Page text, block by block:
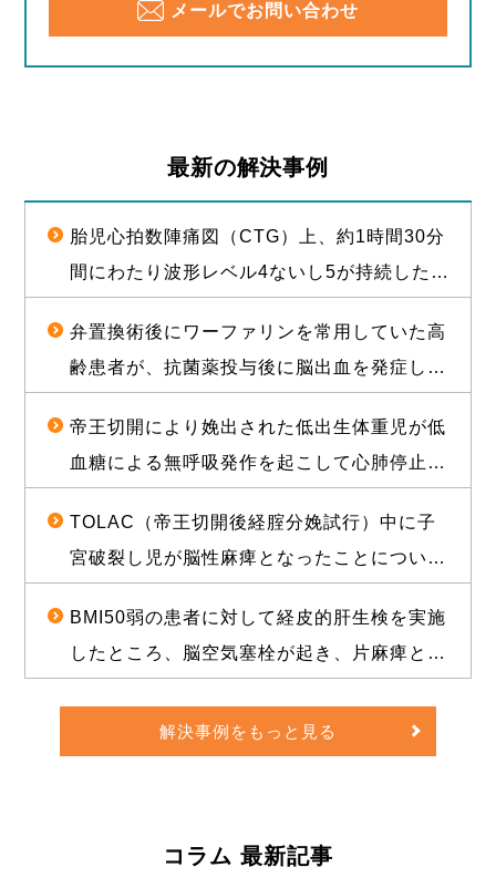
メールでお問い合わせ
最新の解決事例
胎児心拍数陣痛図（CTG）上、約1時間30分
間にわたり波形レベル4ないし5が持続した後
について、1億2000万円（産科医療補償制度
補償金既払金を含む）で訴訟上の和解が成立
した事例
弁置換術後にワーファリンを常用していた高
齢患者が、抗菌薬投与後に脳出血を発症し常
成立し、役務提供分を含め約1億2000万円相
当の経済的利益を確保した事例
帝王切開により娩出された低出生体重児が低
血糖による無呼吸発作を起こして心肺停止に
3500万円の和解が成立した事例
TOLAC（帝王切開後経腟分娩試行）中に子
宮破裂し児が脳性麻痺となったことについ
ら、賠償金と給付金を合わせて約1億5000万
円相当の経済的利益を確保した事例
BMI50弱の患者に対して経皮的肝生検を実施
したところ、脳空気塞栓が起き、片麻痺とな
損害金や訴訟費用を合わせて約1億5000万円
の経済的利益を確保した事例
解決事例をもっと見る
コラム 最新記事